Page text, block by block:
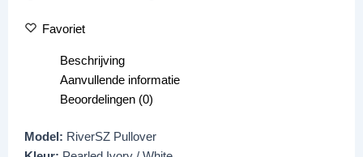
Favoriet
Beschrijving
Aanvullende informatie
Beoordelingen (0)
Model: RiverSZ Pullover